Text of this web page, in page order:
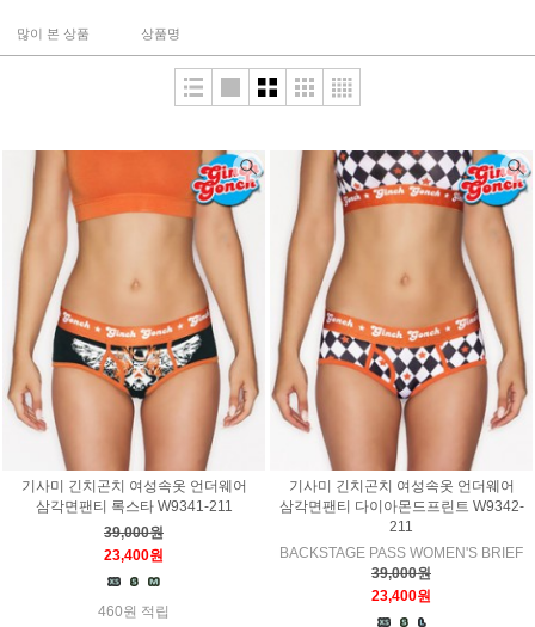
많이 본 상품 상품명
기사미 긴치곤치 여성속옷 언더웨어
삼각면팬티 록스타 W9341-211
39,000원
23,400원
460원 적립
기사미 긴치곤치 여성속옷 언더웨어
삼각면팬티 다이아몬드프린트 W9342-
211
BACKSTAGE PASS WOMEN'S BRIEF
39,000원
23,400원